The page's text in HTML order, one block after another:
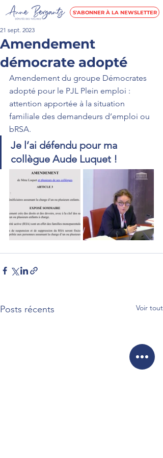
S'ABONNER À LA NEWSLETTER
Amendement
démocrate adopté
21 sept. 2023
Amendement du groupe Démocrates
adopté pour le PJL Plein emploi :
attention apportée à la situation
familiale des demandeurs d’emploi ou
bRSA.
Je l’ai défendu pour ma
collègue Aude Luquet !
Posts récents Voir tout